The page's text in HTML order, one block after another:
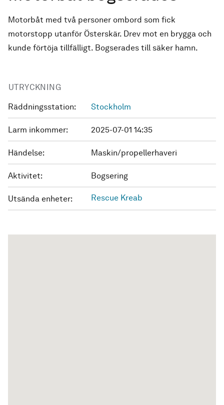
Motorbåt med två personer ombord som fick
motorstopp utanför Österskär. Drev mot en brygga och
kunde förtöja tillfälligt. Bogserades till säker hamn.
UTRYCKNING
Räddningsstation: Stockholm
Larm inkommer: 2025-07-01 14:35
Händelse: Maskin/propellerhaveri
Aktivitet: Bogsering
Utsända enheter: Rescue Kreab